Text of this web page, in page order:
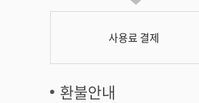
사용료 결제
환불안내